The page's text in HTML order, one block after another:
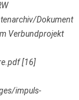
Dokument
Verbundprojekt
[16]
impuls-